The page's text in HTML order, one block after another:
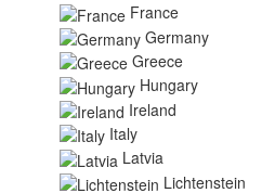
France
Germany
Greece
Hungary
Ireland
Italy
Latvia
Lichtenstein